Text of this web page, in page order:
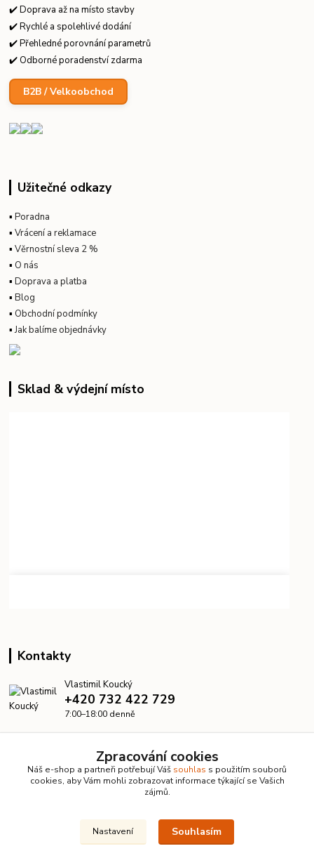
✔️ Doprava až na místo stavby
✔️ Rychlé a spolehlivé dodání
✔️ Přehledné porovnání parametrů
✔️ Odborné poradenství zdarma
B2B / Velkoobchod
Užitečné odkazy
▪Poradna
▪Vrácení a reklamace
▪Věrnostní sleva 2 %
▪ O nás
▪Doprava a platba
▪Blog
▪ Obchodní podmínky
▪Jak balíme objednávky
Sklad & výdejní místo
Kontakty
Vlastimil Koucký
+420 732 422 729
7:00–18:00 denně
© 2026 KanalizaceLevne.cz · Všechna práva vyhrazena ·
Zpracování cookies
Náš e-shop a partneři potřebují Váš souhlas s použitím souborů
cookies, aby Vám mohli zobrazovat informace týkající se Vašich
zájmů.
Nastavení Souhlasím